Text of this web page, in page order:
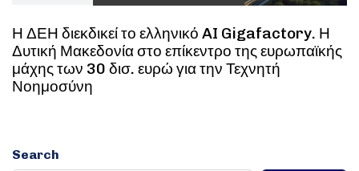
Η ΔΕΗ διεκδικεί το ελληνικό AI Gigafactory. Η
Δυτική Μακεδονία στο επίκεντρο της ευρωπαϊκής
μάχης των 30 δισ. ευρώ για την Τεχνητή
Νοημοσύνη
Search